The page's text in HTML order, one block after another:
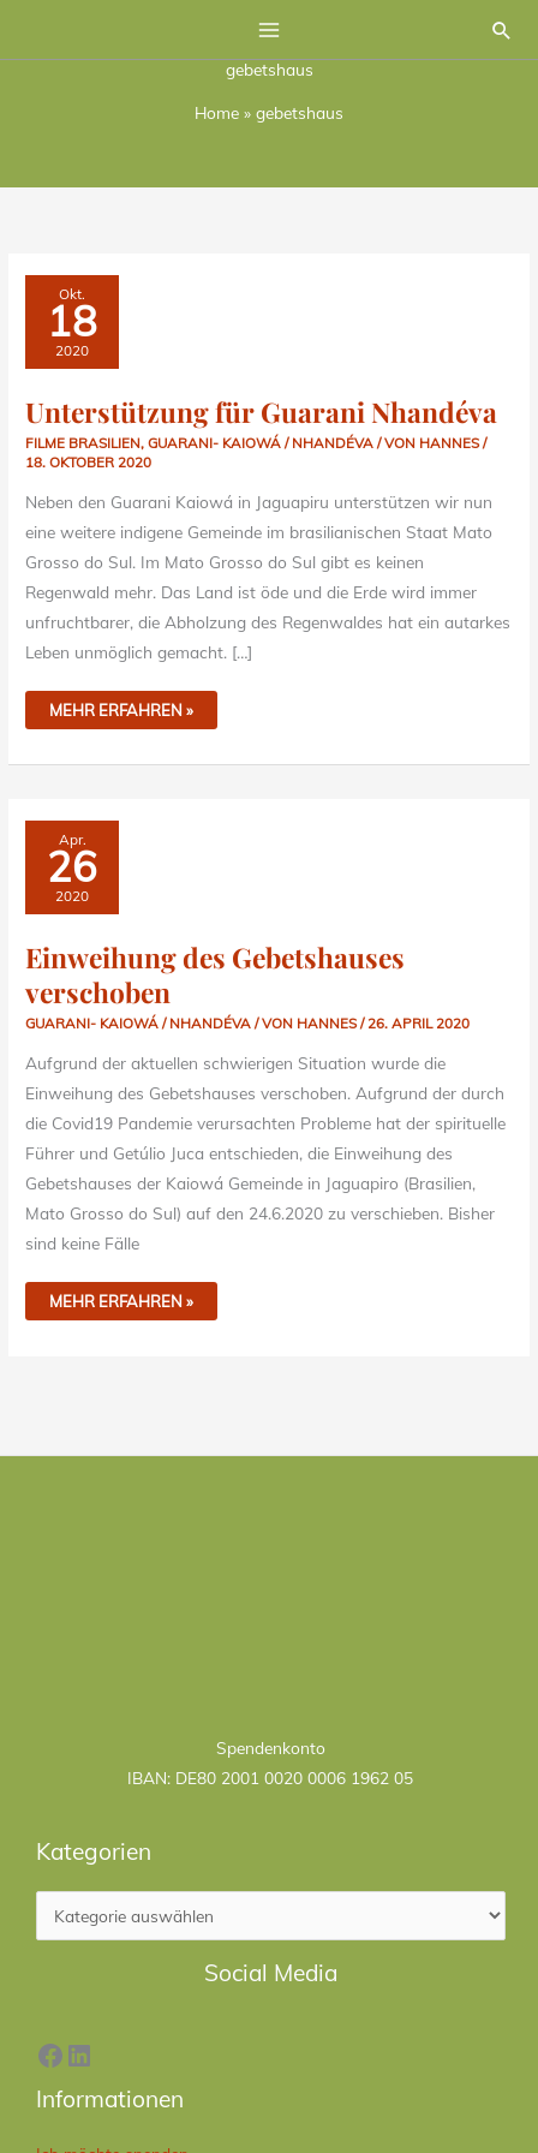
gebetshaus
Home » gebetshaus
Okt.
18
2020
Unterstützung für Guarani Nhandéva
FILME BRASILIEN,GUARANI- KAIOWÁ / NHANDÉVA / VON HANNES/
18. OKTOBER 2020
Neben den Guarani Kaiowá in Jaguapiru unterstützen wir nun
eine weitere indigene Gemeinde im brasilianischen Staat Mato
Grosso do Sul. Im Mato Grosso do Sul gibt es keinen
Regenwald mehr. Das Land ist öde und die Erde wird immer
unfruchtbarer, die Abholzung des Regenwaldes hat ein autarkes
Leben unmöglich gemacht. […]
UNTERSTÜTZUNG
FÜR
GUARANI
NHANDÉVA
MEHR ERFAHREN »
Apr.
26
2020
Einweihung des Gebetshauses
verschoben
GUARANI- KAIOWÁ / NHANDÉVA / VON HANNES/26. APRIL 2020
Aufgrund der aktuellen schwierigen Situation wurde die
Einweihung des Gebetshauses verschoben. Aufgrund der durch
die Covid19 Pandemie verursachten Probleme hat der spirituelle
Führer und Getúlio Juca entschieden, die Einweihung des
Gebetshauses der Kaiowá Gemeinde in Jaguapiro (Brasilien,
Mato Grosso do Sul) auf den 24.6.2020 zu verschieben. Bisher
sind keine Fälle
EINWEIHUNG
DES
GEBETSHAUSES
VERSCHOBEN
MEHR ERFAHREN »
Spendenkonto
IBAN: DE80 2001 0020 0006 1962 05
Kategorien
Social Media
Facebook
LinkedIn
Informationen